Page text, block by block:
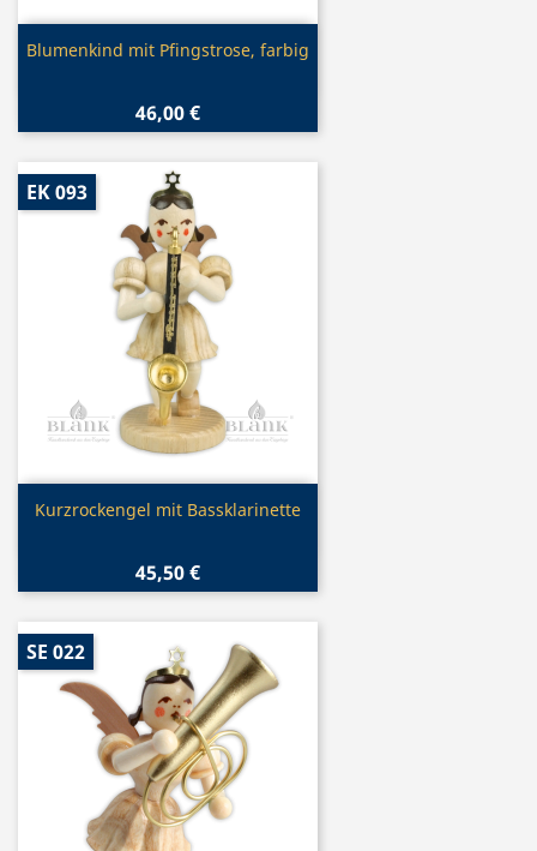
Vorschau
Blumenkind mit Pfingstrose, farbig
46,00 €
Vorschau
Kurzrockengel mit Bassklarinette
45,50 €
EK 093
SE 022